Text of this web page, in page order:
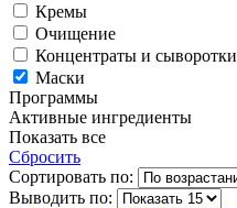
Кремы
Очищение
Концентраты и сыворотки
Маски
Программы
Активные ингредиенты
Показать все
Сбросить
Сортировать по:
Выводить по: